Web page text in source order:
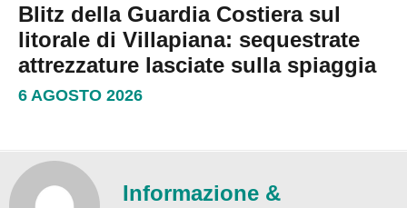
Blitz della Guardia Costiera sul
litorale di Villapiana: sequestrate
attrezzature lasciate sulla spiaggia
6 AGOSTO 2026
Informazione &